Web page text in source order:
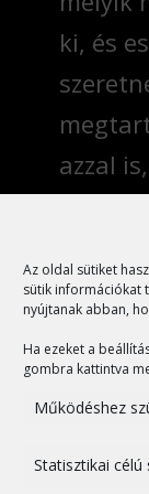
Az oldal sütiket
sütik információkat
nyújtanak abban,
Ha ezeket a
gombra kattintva
Működéshez
Statisztikai célú
ki, és
azzal
majd